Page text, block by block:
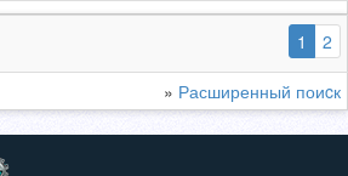
1 2
» Расширенный поиcк